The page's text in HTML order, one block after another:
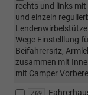
rechts und links
und einzeln
Wege Einstelllung
Beifahrersitz,
zusammen mit
mit Camper
Z69